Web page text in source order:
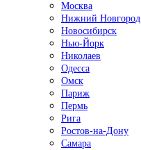
Москва
Нижний Новгород
Новосибирск
Нью-Йорк
Николаев
Одесса
Омск
Париж
Пермь
Рига
Ростов-на-Дону
Самара